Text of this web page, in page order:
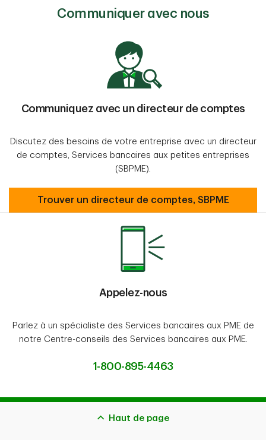
Communiquer avec nous
Communiquez avec un directeur de comptes
Discutez des besoins de votre entreprise avec un directeur
de comptes, Services bancaires aux petites entreprises
(SBPME).
Communiquez avec un directeur de comptes
Trouver un directeur de comptes, SBPME
Appelez-nous
Parlez à un spécialiste des Services bancaires aux PME de
notre Centre-conseils des Services bancaires aux PME.
1-800-895-4463
Haut de page